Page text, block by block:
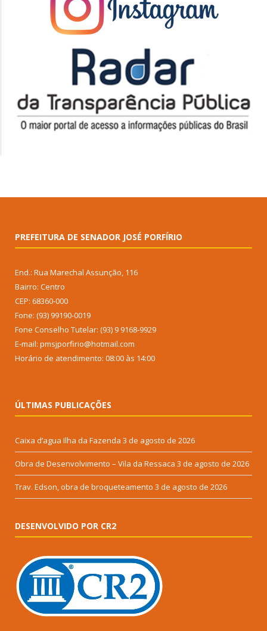
PREFEITURA DE SENADOR JOSÉ PORFÍRIO
End.: Rua Marechal Assunção, 116
Bairro: Centro
CEP: 68360-000
Fone: (93) 99190-0019
Fone Conselho Tutelar: (93) 9 9168-9929
E-mail: pmsjporfirio@hotmail.com
Horário de atendimento: 08:00 às 14:00
ÚLTIMAS PUBLICAÇÕES
Caixa d’agua Ilha da Fazenda 3 de agosto de 2026
Obra de Desenvolvimento – Vila da Ressaca 3 de agosto de 2026
Trav. Edson, obra de broqueteamento 3 de agosto de 2026
DESENVOLVIDO POR CR2